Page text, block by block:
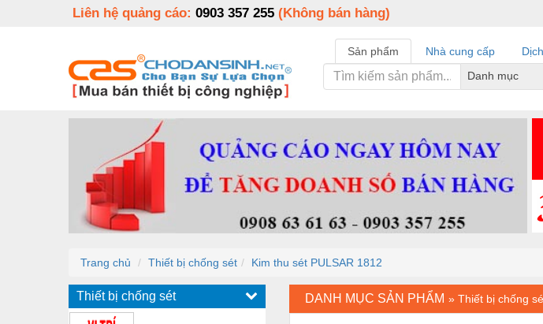
Liên hệ quảng cáo: 0903 357 255 (Không bán hàng)
Sản phẩm Nhà cung cấp
Danh mục
Trang chủ Thiết bị chống sét Kim thu sét PULSAR 1812
Thiết bị chống sét DANH MỤC SẢN PHẨM » Thiết bị chống